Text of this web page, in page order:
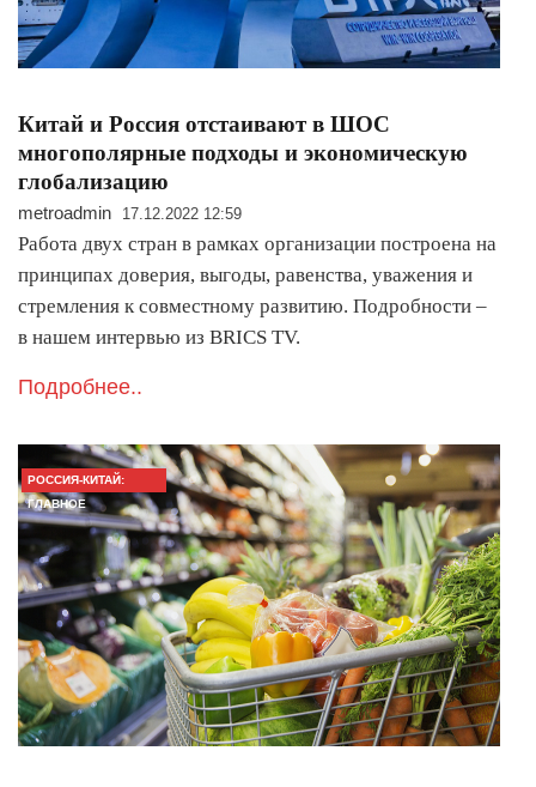
Китай и Россия отстаивают в ШОС
многополярные подходы и экономическую
глобализацию
metroadmin 17.12.2022 12:59
Работа двух стран в рамках организации построена на
принципах доверия, выгоды, равенства, уважения и
стремления к совместному развитию. Подробности –
в нашем интервью из BRICS TV.
Подробнее..
РОССИЯ-КИТАЙ:
ГЛАВНОЕ